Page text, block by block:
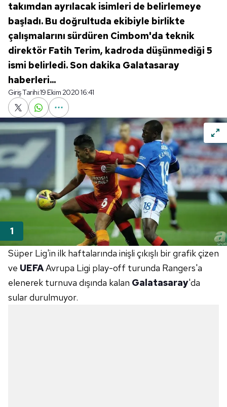
takımdan ayrılacak isimleri de belirlemeye
başladı. Bu doğrultuda ekibiyle birlikte
çalışmalarını sürdüren Cimbom'da teknik
direktör Fatih Terim, kadroda düşünmediği 5
ismi belirledi. Son dakika Galatasaray
haberleri...
Giriş Tarihi:19 Ekim 2020 16:41
Süper Lig'in ilk haftalarında inişli çıkışlı bir grafik çizen
ve UEFAAvrupa Ligi play-off turunda Rangers'a
elenerek turnuva dışında kalan Galatasaray'da
sular durulmuyor.